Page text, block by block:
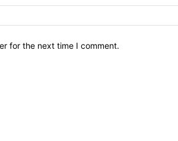
for the next time I comment.